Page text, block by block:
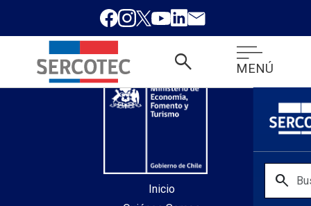
search MENÚ
search
desde index.php
Inicio